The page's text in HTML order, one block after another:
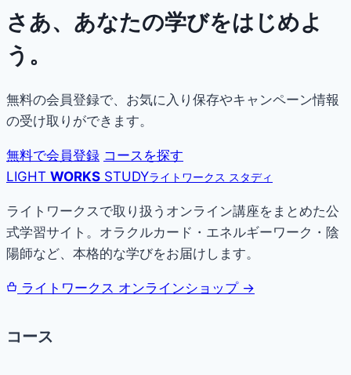
さあ、あなたの学びをはじめよ
う。
無料の会員登録で、お気に入り保存やキャンペーン情報
の受け取りができます。
無料で会員登録 コースを探す
LIGHT WORKS STUDYライトワークス スタディ
ライトワークスで取り扱うオンライン講座をまとめた公
式学習サイト。オラクルカード・エネルギーワーク・陰
陽師など、本格的な学びをお届けします。
ライトワークス オンラインショップ →
コース